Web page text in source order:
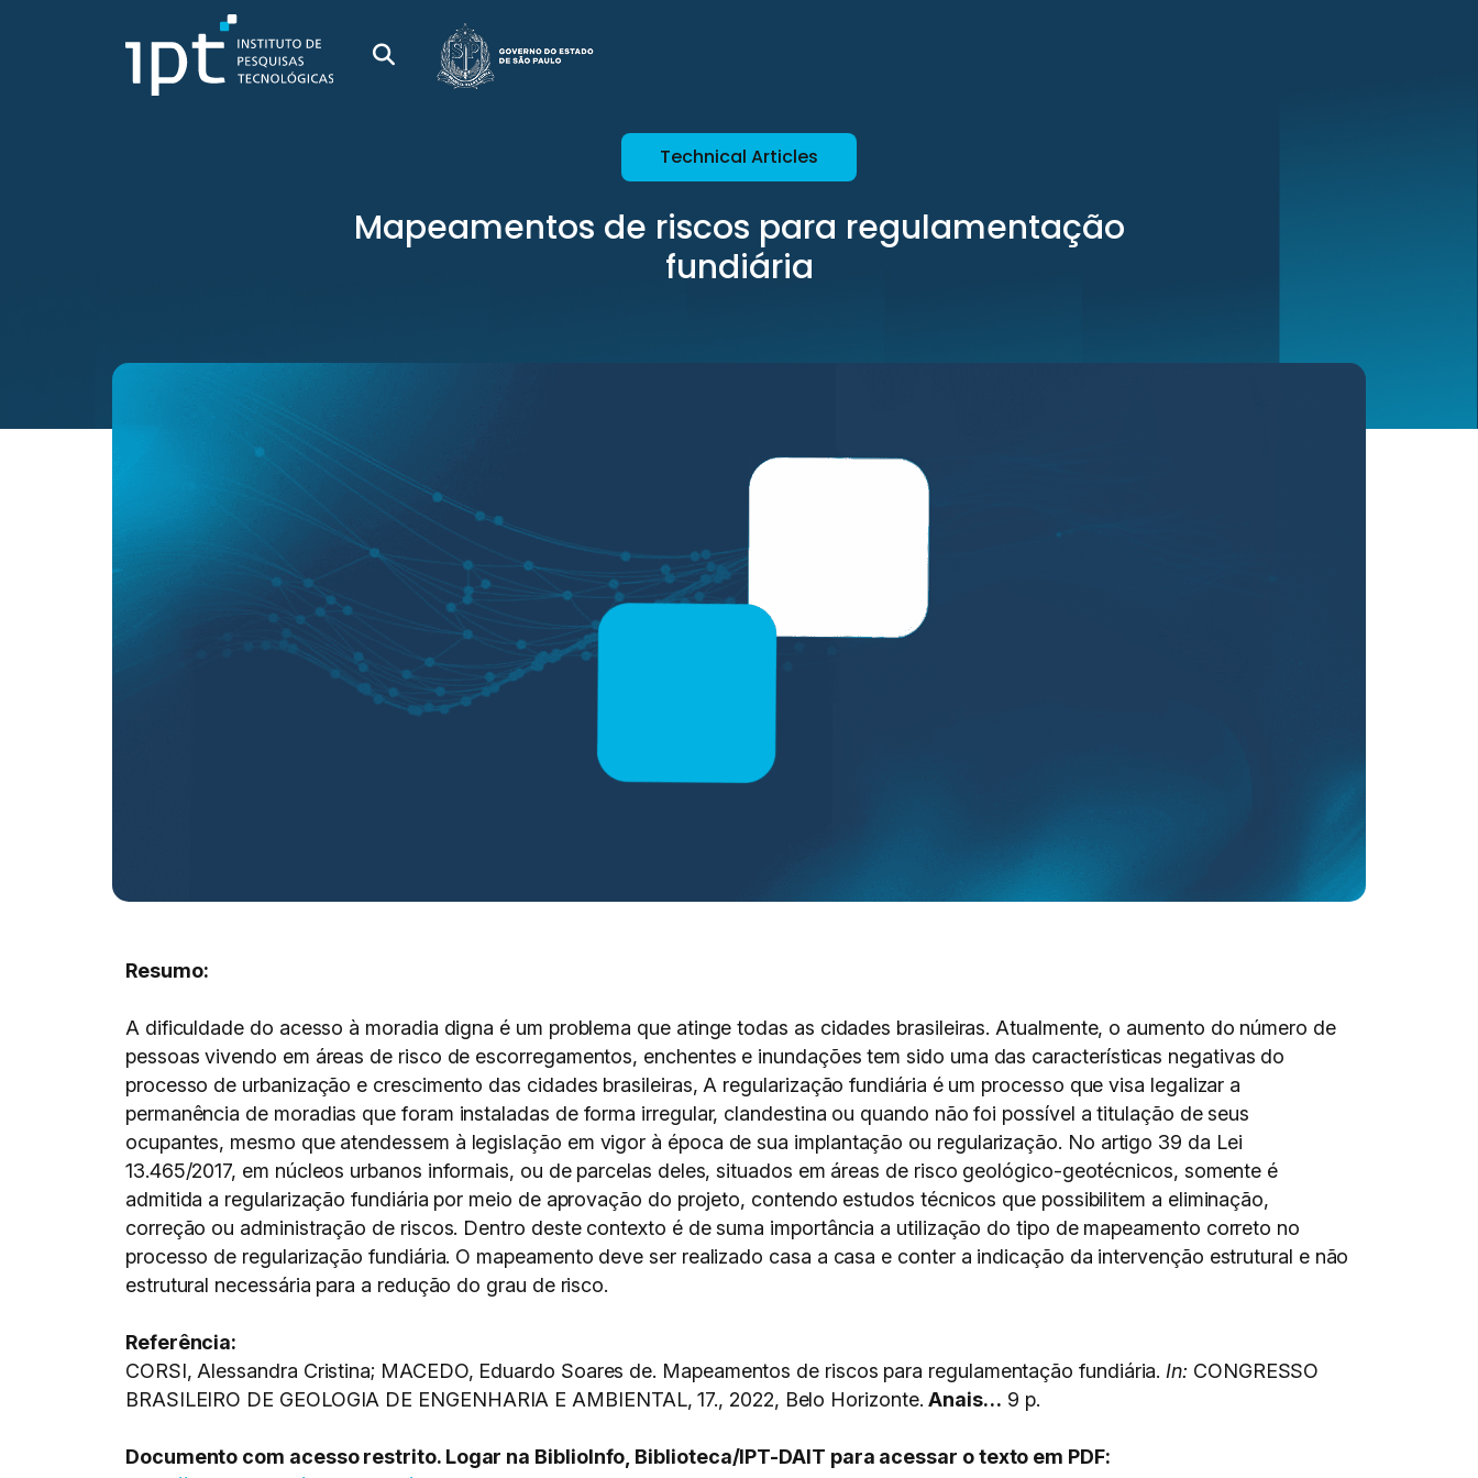
Technical Articles
Mapeamentos de riscos para regulamentação
fundiária
Resumo:
A dificuldade do acesso à moradia digna é um problema que atinge todas as cidades brasileiras. Atualmente, o aumento do número de
pessoas vivendo em áreas de risco de escorregamentos, enchentes e inundações tem sido uma das características negativas do
processo de urbanização e crescimento das cidades brasileiras, A regularização fundiária é um processo que visa legalizar a
permanência de moradias que foram instaladas de forma irregular, clandestina ou quando não foi possível a titulação de seus
ocupantes, mesmo que atendessem à legislação em vigor à época de sua implantação ou regularização. No artigo 39 da Lei
13.465/2017, em núcleos urbanos informais, ou de parcelas deles, situados em áreas de risco geológico-geotécnicos, somente é
admitida a regularização fundiária por meio de aprovação do projeto, contendo estudos técnicos que possibilitem a eliminação,
correção ou administração de riscos. Dentro deste contexto é de suma importância a utilização do tipo de mapeamento correto no
processo de regularização fundiária. O mapeamento deve ser realizado casa a casa e conter a indicação da intervenção estrutural e não
estrutural necessária para a redução do grau de risco.
Referência:
CORSI, Alessandra Cristina; MACEDO, Eduardo Soares de. Mapeamentos de riscos para regulamentação fundiária. In: CONGRESSO
BRASILEIRO DE GEOLOGIA DE ENGENHARIA E AMBIENTAL, 17., 2022, Belo Horizonte.Anais… 9 p.
Documento com acesso restrito. Logar na BiblioInfo, Biblioteca/IPT-DAIT para acessar o texto em PDF: